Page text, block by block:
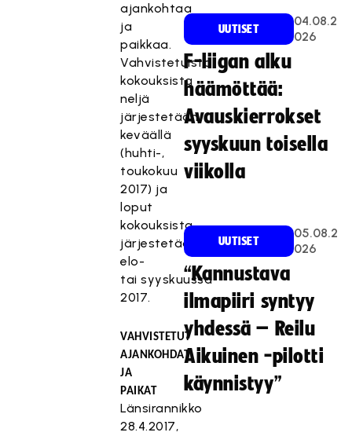
ajankohtaa
ja
paikkaa.
Vahvistetuista
kokouksista
neljä
järjestetään
keväällä
(huhti-,
toukokuu
2017) ja
loput
kokouksista
järjestetään
elo-
tai syyskuussa
2017.
VAHVISTETUT
AJANKOHDAT
JA
PAIKAT
Länsirannikko
28.4.2017,
UUTISET
04.08.2
026
F-liigan alku
häämöttää:
Avauskierrokset
syyskuun toisella
viikolla
UUTISET
05.08.2
026
“Kannustava
ilmapiiri syntyy
yhdessä – Reilu
Aikuinen -pilotti
käynnistyy”